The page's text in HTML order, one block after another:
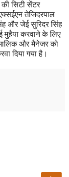
सिटी सेंटर
तेजिदरपाल
और जेई सुरिदर सिंह
मुहैया करवाने के लिए
और मैनेजर को
दिया गया है।